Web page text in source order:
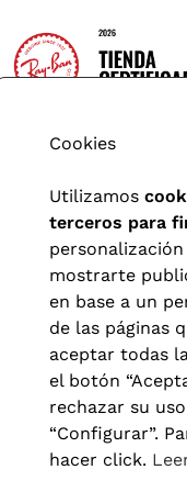
Cookies
Utilizamos
terceros para
mostrarte
en base a un
de las páginas
aceptar todas
el botón
rechazar su
“Configurar”.
hacer click.